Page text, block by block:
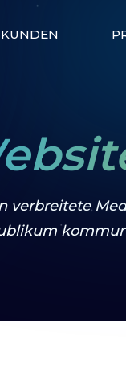
KUNDEN
verbreitete